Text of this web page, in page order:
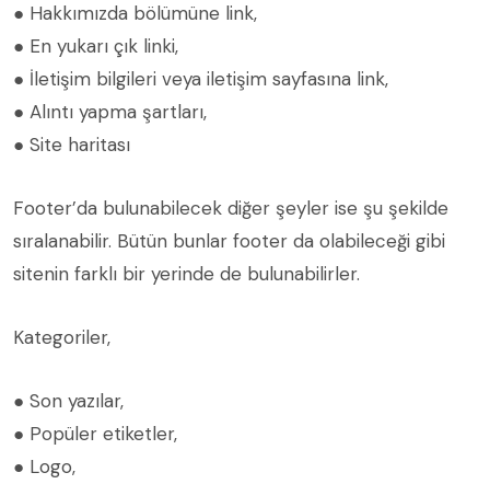
● Hakkımızda bölümüne link,
● En yukarı çık linki,
● İletişim bilgileri veya iletişim sayfasına link,
● Alıntı yapma şartları,
● Site haritası
Footer’da bulunabilecek diğer şeyler ise şu şekilde
sıralanabilir. Bütün bunlar footer da olabileceği gibi
sitenin farklı bir yerinde de bulunabilirler.
Kategoriler,
● Son yazılar,
● Popüler etiketler,
● Logo,